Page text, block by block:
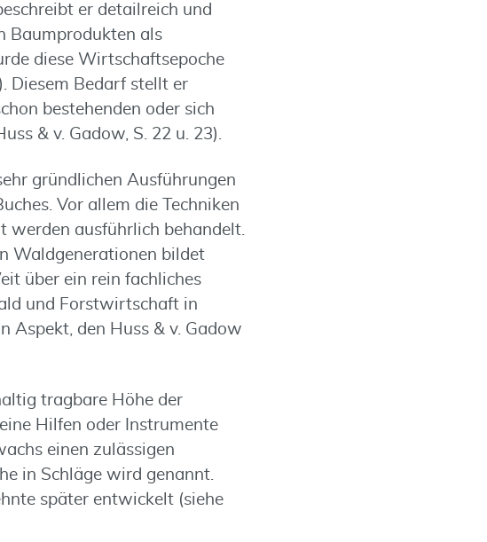
er detailreich und
Baumprodukten als
diese Wirtschaftsepoche
Diesem Bedarf stellt er
bestehenden oder sich
& v. Gadow, S. 22 u. 23).
gründlichen Ausführungen
Vor allem die Techniken
werden ausführlich behandelt.
Waldgenerationen bildet
über ein rein fachliches
und Forstwirtschaft in
Aspekt, den Huss & v. Gadow
tragbare Höhe der
Hilfen oder Instrumente
einen zulässigen
in Schläge wird genannt.
später entwickelt (siehe